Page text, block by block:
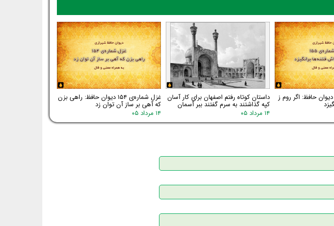
غزل شماره‌ی ۱۵۵ دیوان حافظ: اگر روم ز داستان کوتاه رفتم اصفهان برای کار آسان
کپه گذاشتند به سرم گفتند ببر آسمان
۱۴ مرداد ۰۵
غزل شماره‌ی ۱۵۴ دیوان حافظ: راهی بزن
که آهی بر ساز آن توان زد
۱۴ مرداد ۰۵